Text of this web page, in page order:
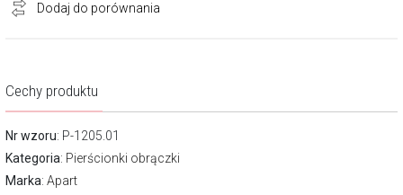
Dodaj do porównania
Cechy produktu
Nr wzoru: P-1205.01
Kategoria: Pierścionki obrączki
Marka: Apart